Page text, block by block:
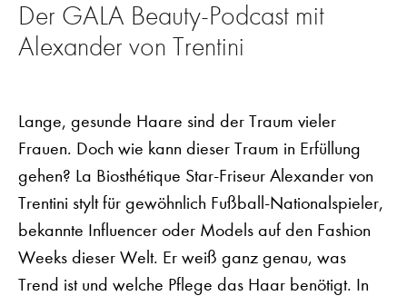
Der GALA Beauty-Podcast mit
Alexander von Trentini
Lange, gesunde Haare sind der Traum vieler
Frauen. Doch wie kann dieser Traum in Erfüllung
gehen? La Biosthétique Star-Friseur Alexander von
Trentini stylt für gewöhnlich Fußball-Nationalspieler,
bekannte Influencer oder Models auf den Fashion
Weeks dieser Welt. Er weiß ganz genau, was
Trend ist und welche Pflege das Haar benötigt. In